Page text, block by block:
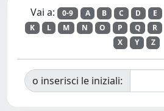
Vai a: 0-9 A B C D E
K
L M N O P Q R
X
Y Z
o inserisci le iniziali: